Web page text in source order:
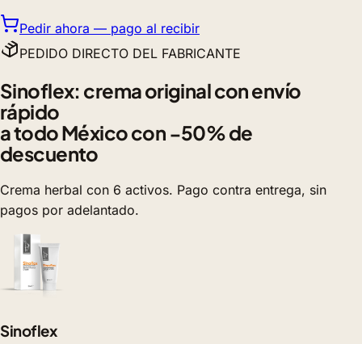
Pedir ahora — pago al recibir
PEDIDO DIRECTO DEL FABRICANTE
Sinoflex: crema original con envío
rápido
a todo México con −50% de
descuento
Crema herbal con 6 activos. Pago contra entrega, sin
pagos por adelantado.
Sinoflex